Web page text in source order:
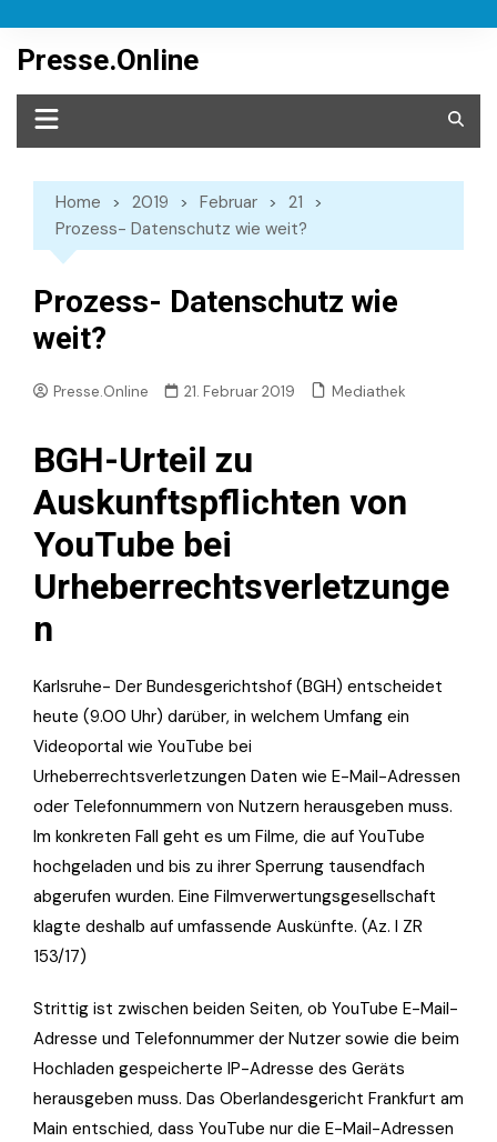
content
Presse.Online
Home 2019 Februar
21
Prozess- Datenschutz wie weit?
Prozess- Datenschutz wie
weit?
Presse.Online 21. Februar 2019 Mediathek
BGH-Urteil zu
Auskunftspflichten von
YouTube bei
Urheberrechtsverletzunge
n
Karlsruhe- Der Bundesgerichtshof (BGH) entscheidet
heute (9.00 Uhr) darüber, in welchem Umfang ein
Videoportal wie YouTube bei
Urheberrechtsverletzungen Daten wie E-Mail-Adressen
oder Telefonnummern von Nutzern herausgeben muss.
Im konkreten Fall geht es um Filme, die auf YouTube
hochgeladen und bis zu ihrer Sperrung tausendfach
abgerufen wurden. Eine Filmverwertungsgesellschaft
klagte deshalb auf umfassende Auskünfte. (Az. I ZR
153/17)
Strittig ist zwischen beiden Seiten, ob YouTube E-Mail-
Adresse und Telefonnummer der Nutzer sowie die beim
Hochladen gespeicherte IP-Adresse des Geräts
herausgeben muss. Das Oberlandesgericht Frankfurt am
Main entschied, dass YouTube nur die E-Mail-Adressen